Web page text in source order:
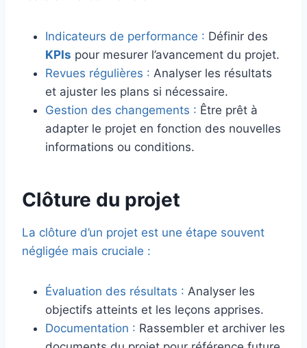
Indicateurs de performance : Définir des
KPIs pour mesurer l’avancement du projet.
Revues régulières : Analyser les résultats
et ajuster les plans si nécessaire.
Gestion des changements : Être prêt à
adapter le projet en fonction des nouvelles
informations ou conditions.
Clôture du projet
La clôture d’un projet est une étape souvent
négligée mais cruciale :
Évaluation des résultats : Analyser les
objectifs atteints et les leçons apprises.
Documentation : Rassembler et archiver les